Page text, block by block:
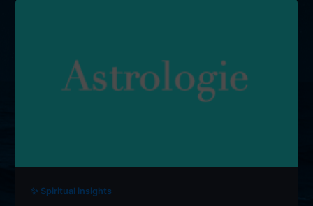
✨ Spiritual insights